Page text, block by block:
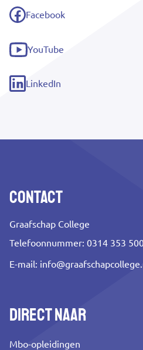
link)
Facebook
(externe
link)
YouTube
(externe
link)
LinkedIn
(externe
Contact
Graafschap College
Telefoonnummer: 0314 353
E-mail:
Direct naar
Mbo-opleidingen